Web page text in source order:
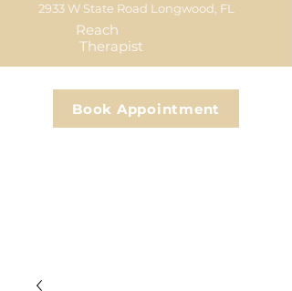
2933 W State Road Longwood, FL
Reach
Therapist
Book Appointment